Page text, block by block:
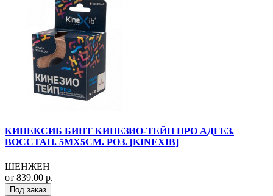
КИНЕКСИБ БИНТ КИНЕЗИО-ТЕЙП ПРО АДГЕЗ.
ВОССТАН. 5МХ5СМ. РОЗ. [KINEXIB]
ШЕНЖЕН
от 839.00 р.
Под заказ